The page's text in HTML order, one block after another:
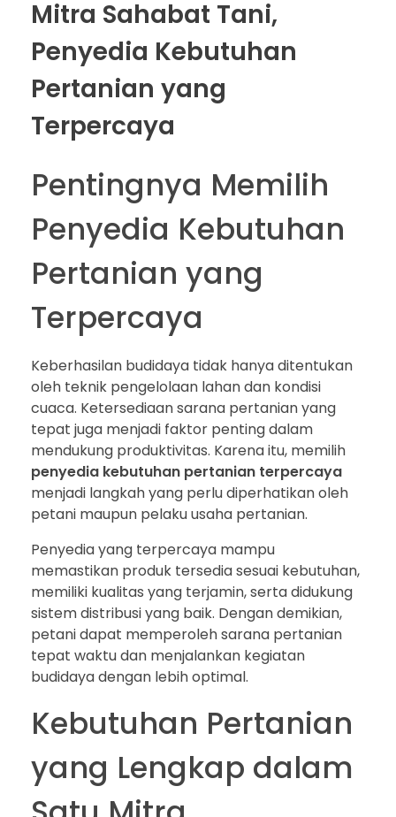
Mitra Sahabat Tani,
Penyedia Kebutuhan
Pertanian yang
Terpercaya
Pentingnya Memilih
Penyedia Kebutuhan
Pertanian yang
Terpercaya
Keberhasilan budidaya tidak hanya ditentukan
oleh teknik pengelolaan lahan dan kondisi
cuaca. Ketersediaan sarana pertanian yang
tepat juga menjadi faktor penting dalam
mendukung produktivitas. Karena itu, memilih
penyedia kebutuhan pertanian terpercaya
menjadi langkah yang perlu diperhatikan oleh
petani maupun pelaku usaha pertanian.
Penyedia yang terpercaya mampu
memastikan produk tersedia sesuai kebutuhan,
memiliki kualitas yang terjamin, serta didukung
sistem distribusi yang baik. Dengan demikian,
petani dapat memperoleh sarana pertanian
tepat waktu dan menjalankan kegiatan
budidaya dengan lebih optimal.
Kebutuhan Pertanian
yang Lengkap dalam